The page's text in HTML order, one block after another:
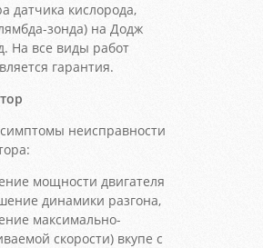
датчика кислорода,
зонда) на Додж
На все виды работ
гарантия.
неисправности
мощности двигателя
динамики разгона,
максимально-
скорости) вкупе с